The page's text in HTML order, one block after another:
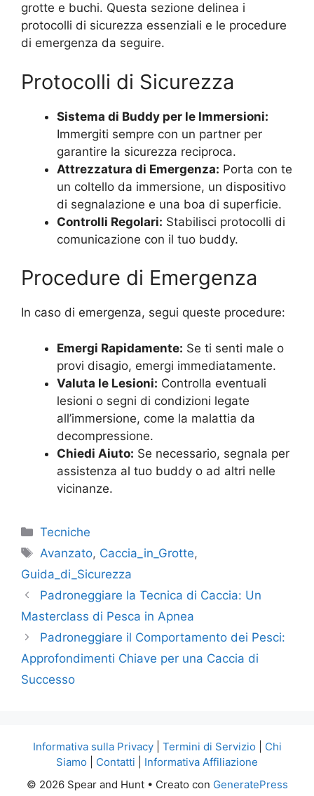
grotte e buchi. Questa sezione delinea i
protocolli di sicurezza essenziali e le procedure
di emergenza da seguire.
Protocolli di Sicurezza
Sistema di Buddy per le Immersioni:
Immergiti sempre con un partner per
garantire la sicurezza reciproca.
Attrezzatura di Emergenza: Porta con te
un coltello da immersione, un dispositivo
di segnalazione e una boa di superficie.
Controlli Regolari: Stabilisci protocolli di
comunicazione con il tuo buddy.
Procedure di Emergenza
In caso di emergenza, segui queste procedure:
Emergi Rapidamente: Se ti senti male o
provi disagio, emergi immediatamente.
Valuta le Lesioni: Controlla eventuali
lesioni o segni di condizioni legate
all’immersione, come la malattia da
decompressione.
Chiedi Aiuto: Se necessario, segnala per
assistenza al tuo buddy o ad altri nelle
vicinanze.
Categorie
Tecniche
Tag
Avanzato, Caccia_in_Grotte,
Guida_di_Sicurezza
Padroneggiare la Tecnica di Caccia: Un
Masterclass di Pesca in Apnea
Padroneggiare il Comportamento dei Pesci:
Approfondimenti Chiave per una Caccia di
Successo
Informativa sulla Privacy| Termini di Servizio
Chi
Siamo
Contatti
Informativa Affiliazione
© 2026 Spear and Hunt• Creato con GeneratePress